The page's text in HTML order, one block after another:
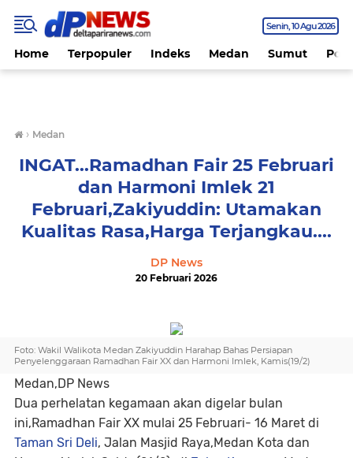
Senin 10 Agu 2026
Home Terpopuler Indeks Medan Sumut
› Medan
INGAT...Ramadhan Fair 25 Februari
dan Harmoni Imlek 21
Februari,Zakiyuddin: Utamakan
Kualitas Rasa,Harga Terjangkau....
DP News
20 Februari 2026
Foto: Wakil Walikota Medan Zakiyuddin Harahap Bahas Persiapan
Penyelenggaraan Ramadhan Fair XX dan Harmoni Imlek, Kamis(19/2)
Medan,DP News
Dua perhelatan kegamaan akan digelar bulan
ini,Ramadhan Fair XX mulai 25 Februari- 16 Maret di
Taman Sri Deli, Jalan Masjid Raya,Medan Kota dan